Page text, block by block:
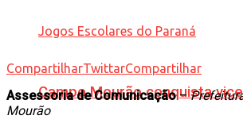
Campo Mourão conquista
CompartilharTwittarCompartilhar
Assessoria de Comunicação–
Mourão